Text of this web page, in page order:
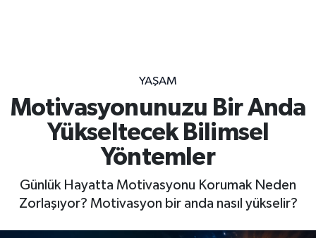
YAŞAM
Motivasyonunuzu Bir Anda
Yükseltecek Bilimsel
Yöntemler
Günlük Hayatta Motivasyonu Korumak Neden
Zorlaşıyor? Motivasyon bir anda nasıl yükselir?